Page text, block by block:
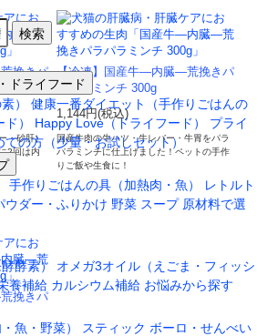
検索
ドライフード
）
健康一番ダイエット（手作りごはんの
） Happy Love（ドライフード）
プライ
ての方（少量・お試しセット）
手作りごはんの具（加熱肉・魚）
レトルト
ウダー・ふりかけ 野菜 スープ 原材料で選
酵素）
オメガ3オイル（えごま・フィッシ
養補給 カルシウム補給 お悩みから探す
魚・野菜） スティック ボーロ・せんべい
挽きパ
・砂肝）
2回は内
【冷凍】国産牛―内臓―荒挽きパ
ラパラミンチ 300g
1,144円(税込)
国産牛肉の牛ハツ・牛レバー・牛胃をパラ
パラミンチに仕上げました！ペットの手作
りご飯や生食に！
挽きパ